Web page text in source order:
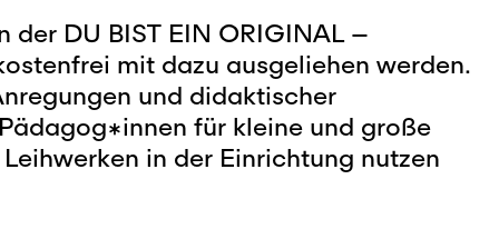
der DU BIST EIN ORIGINAL –
mit dazu ausgeliehen werden.
und didaktischer
für kleine und große
in der Einrichtung nutzen